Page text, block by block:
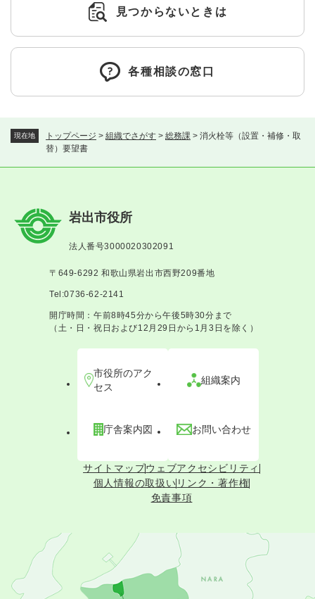
現在地 トップページ > 組織でさがす > 総務課 > 消火栓等（設置・補修・取
替）要望書
見つからないときは
各種相談の窓口
岩出市役所
法人番号3000020302091
〒649-6292 和歌山県岩出市西野209番地
Tel:0736-62-2141
開庁時間：午前8時45分から午後5時30分まで
（土・日・祝日および12月29日から1月3日を除く）
市役所のアク
セス
組織案内
庁舎案内図 お問い合わせ
サイトマップウェブアクセシビリティ
個人情報の取扱い リンク・著作権
免責事項